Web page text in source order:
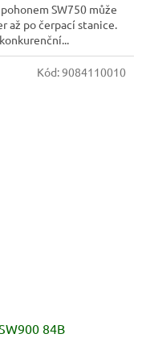
SW750 může
až po čerpací stanice.
84B
Kód:9084110010